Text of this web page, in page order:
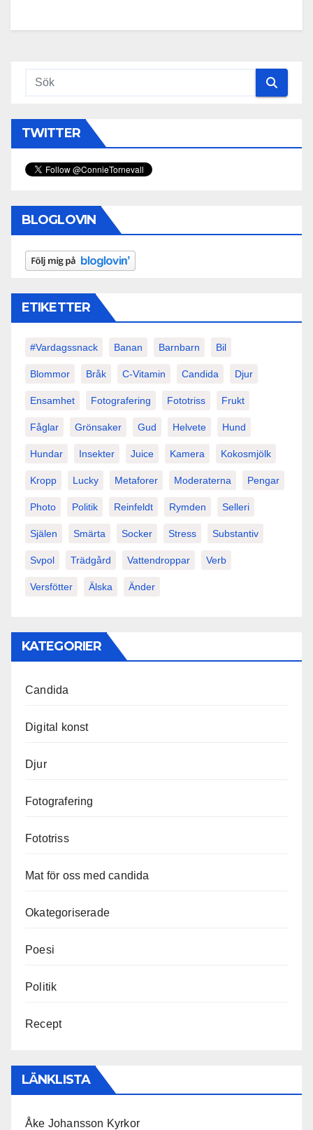
TWITTER
BLOGLOVIN
ETIKETTER
#vardagssnack Banan Barnbarn Bil
Blommor Bråk C-Vitamin Candida Djur
Ensamhet Fotografering Fototriss Frukt
Fåglar Grönsaker Gud Helvete Hund
Hundar Insekter Juice Kamera Kokosmjölk
Kropp Lucky Metaforer Moderaterna Pengar
Photo Politik Reinfeldt Rymden Selleri
Själen Smärta Socker Stress Substantiv
Svpol Trädgård Vattendroppar Verb
Versfötter Älska Änder
KATEGORIER
Candida
Digital konst
Djur
Fotografering
Fototriss
Mat för oss med candida
Okategoriserade
Poesi
Politik
Recept
LÄNKLISTA
Åke Johansson Kyrkor